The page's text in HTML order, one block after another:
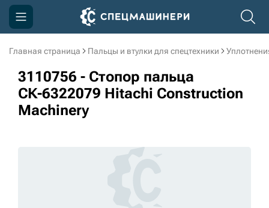
Главная страница Пальцы и втулки для спецтехники
3110756 - Стопор пальца
СК-6322079 Hitachi Construction
Machinery
Компания
Акции
Доставка и оплата